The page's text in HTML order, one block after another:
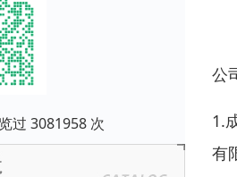
过 3081958 次
公
1.
有